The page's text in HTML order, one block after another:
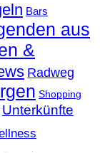
Bars
aus
&
Radweg
Shopping
Unterkünfte